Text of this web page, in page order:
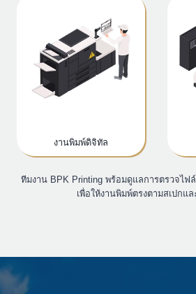
งานพิมพ์ดิจิทัล
ทีมงาน BPK Printing พร้อมดูแลการตรวจไฟ
เพื่อให้งานพิมพ์ตรงตามสเปกแ